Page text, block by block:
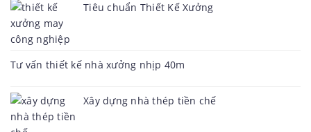
Tiêu chuẩn Thiết Kế Xưởng
Tư vấn thiết kế nhà xưởng nhịp 40m
Xây dựng nhà thép tiền chế